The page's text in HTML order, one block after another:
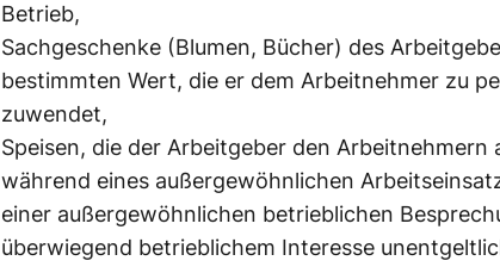
Betrieb,
Sachgeschenke (Blumen, Bücher) des
bestimmten Wert, die er dem Arbeitnehmer zu
zuwendet,
Speisen, die der Arbeitgeber den Arbeitnehmern
während eines außergewöhnlichen
einer außergewöhnlichen betrieblichen
überwiegend betrieblichem Interesse